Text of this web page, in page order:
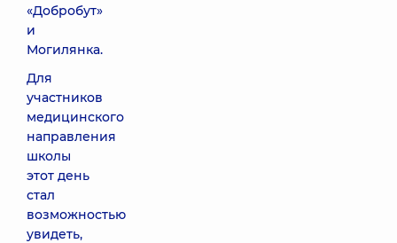
«Добробут»
и
Могилянка.
Для
участников
медицинского
направления
школы
этот день
стал
возможностью
увидеть,